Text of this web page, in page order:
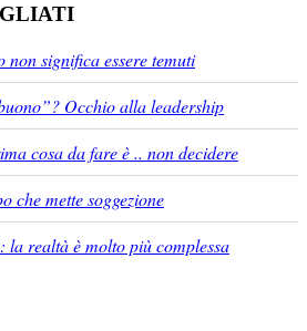
non significa essere temuti
Occhio alla leadership
cosa da fare è .. non decidere
che mette soggezione
la realtà è molto più complessa